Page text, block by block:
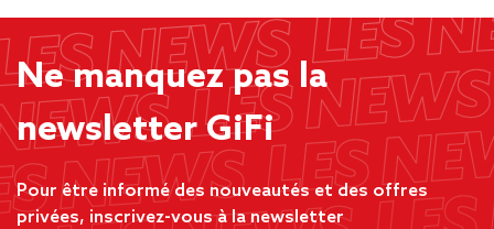
Ne manquez pas la
newsletter GiFi
Pour être informé des nouveautés et des offres
privées, inscrivez-vous à la newsletter